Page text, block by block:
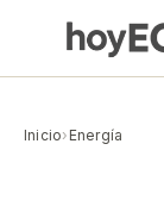
Inicio› Energía